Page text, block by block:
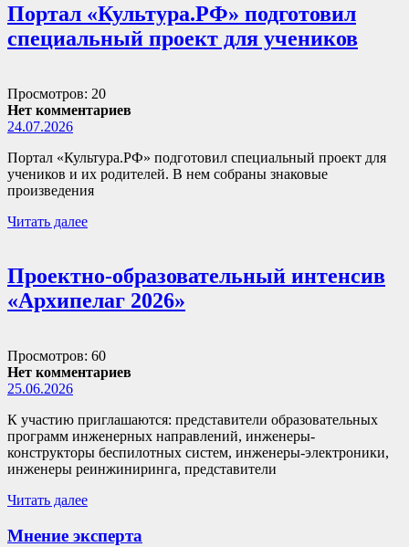
Портал «Культура.РФ» подготовил
специальный проект для учеников
Просмотров: 20
Нет комментариев
24.07.2026
Портал «Культура.РФ» подготовил специальный проект для
учеников и их родителей. В нем собраны знаковые
произведения
Читать далее
Проектно-образовательный интенсив
«Архипелаг 2026»
Просмотров: 60
Нет комментариев
25.06.2026
К участию приглашаются: представители образовательных
программ инженерных направлений, инженеры-
конструкторы беспилотных систем, инженеры-электроники,
инженеры реинжиниринга, представители
Читать далее
Мнение эксперта